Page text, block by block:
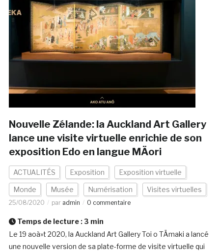
Nouvelle Zélande: la Auckland Art Gallery
lance une visite virtuelle enrichie de son
exposition Edo en langue MÄori
ACTUALITÉS Exposition Exposition virtuelle
Monde Musée Numérisation Visites virtuelles
25/08/2020 par admin 0 commentaire
Temps de lecture : 3 min
Le 19 aoà»t 2020, la Auckland Art Gallery Toi o TÄmaki a lancé
une nouvelle version de sa plate-forme de visite virtuelle qui